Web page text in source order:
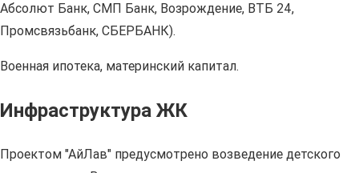
Абсолют Банк, СМП Банк, Возрождение, ВТБ 24,
Промсвязьбанк, СБЕРБАНК).
Военная ипотека, материнский капитал.
Инфраструктура ЖК
Проектом "АйЛав" предусмотрено возведение детского